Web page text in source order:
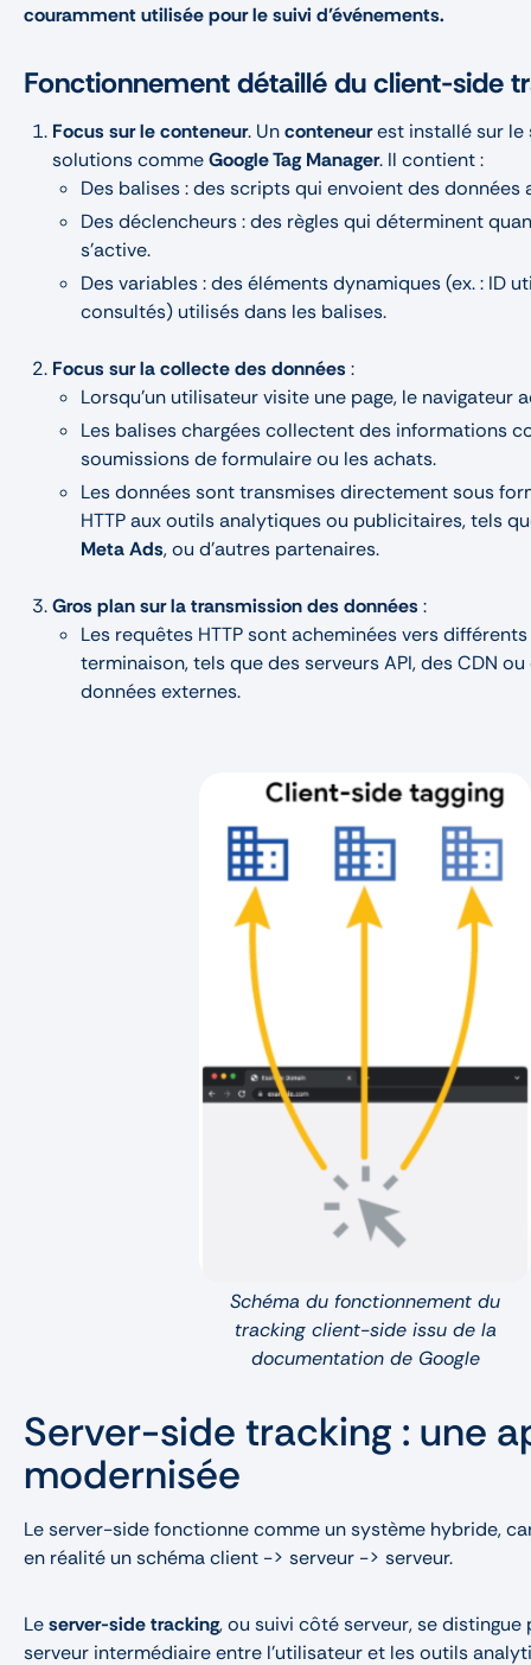
couramment utilisée pour le suivi d’événements.
Fonctionnement détaillé du client-side
Focus sur le conteneur. Unconteneurest installé sur le
solutions commeGoogle Tag Manager. Il contient :
Des balises : des scripts qui envoient des données
Des déclencheurs : des règles qui déterminent
s’active.
Des variables : des éléments dynamiques (ex. : ID
consultés) utilisés dans les balises.
Focus sur la collecte des données :
Lorsqu’un utilisateur visite une page, le navigateur
Les balises chargées collectent des informations
soumissions de formulaire ou les achats.
Les données sont transmises directement sous
HTTP aux outils analytiques ou publicitaires, tels
Meta Ads, ou d’autres partenaires.
Gros plan sur la transmission des données :
Les requêtes HTTP sont acheminées vers
terminaison, tels que des serveurs API, des CDN
données externes.
Schéma du fonctionnement du
tracking client-side issu de la
documentation de Google
Server-side tracking : une
modernisée
Le server-side fonctionne comme un système hybride,
en réalité un schéma client -> serveur -> serveur.
Leserver-side tracking, ou suivi côté serveur, se distingue
serveur intermédiaire entre l’utilisateur et les outils